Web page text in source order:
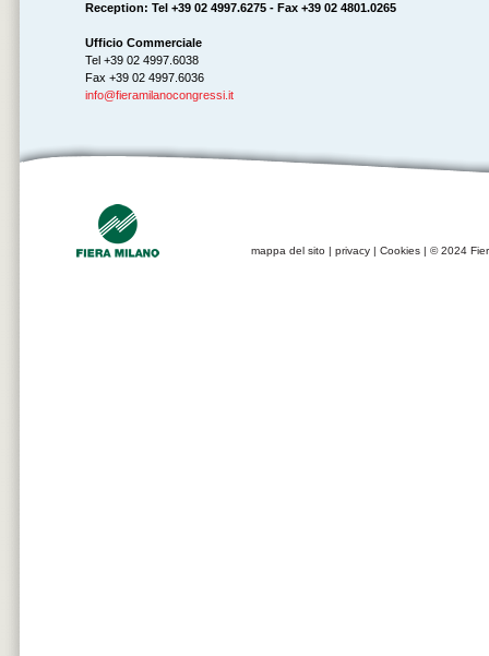
Reception: Tel +39 02 4997.6275 - Fax +39 02 4801.0265
Ufficio Commerciale
Tel +39 02 4997.6038
Fax +39 02 4997.6036
info@fieramilanocongressi.it
mappa del sito| privacy| Cookies| © 2024